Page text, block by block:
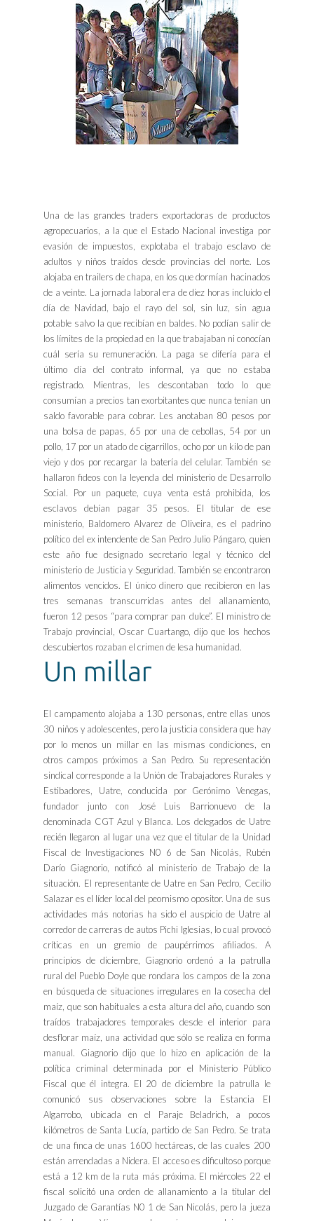
Una de las grandes traders exportadoras de productos
agropecuarios, a la que el Estado Nacional investiga por
evasión de impuestos, explotaba el trabajo esclavo de
adultos y niños traídos desde provincias del norte. Los
alojaba en trailers de chapa, en los que dormían hacinados
de a veinte. La jornada laboral era de diez horas incluido el
día de Navidad, bajo el rayo del sol, sin luz, sin agua
potable salvo la que recibían en baldes. No podían salir de
los límites de la propiedad en la que trabajaban ni conocían
cuál sería su remuneración. La paga se difería para el
último día del contrato informal, ya que no estaba
registrado. Mientras, les descontaban todo lo que
consumían a precios tan exorbitantes que nunca tenían un
saldo favorable para cobrar. Les anotaban 80 pesos por
una bolsa de papas, 65 por una de cebollas, 54 por un
pollo, 17 por un atado de cigarrillos, ocho por un kilo de pan
viejo y dos por recargar la batería del celular. También se
hallaron fideos con la leyenda del ministerio de Desarrollo
Social. Por un paquete, cuya venta está prohibida, los
esclavos debían pagar 35 pesos. El titular de ese
ministerio, Baldomero Alvarez de Oliveira, es el padrino
político del ex intendente de San Pedro Julio Pángaro, quien
este año fue designado secretario legal y técnico del
ministerio de Justicia y Seguridad. También se encontraron
alimentos vencidos. El único dinero que recibieron en las
tres semanas transcurridas antes del allanamiento,
fueron 12 pesos “para comprar pan dulce”. El ministro de
Trabajo provincial, Oscar Cuartango, dijo que los hechos
descubiertos rozaban el crimen de lesa humanidad.
Un millar
El campamento alojaba a 130 personas, entre ellas unos
30 niños y adolescentes, pero la justicia considera que hay
por lo menos un millar en las mismas condiciones, en
otros campos próximos a San Pedro. Su representación
sindical corresponde a la Unión de Trabajadores Rurales y
Estibadores, Uatre, conducida por Gerónimo Venegas,
fundador junto con José Luis Barrionuevo de la
denominada CGT Azul y Blanca. Los delegados de Uatre
recién llegaron al lugar una vez que el titular de la Unidad
Fiscal de Investigaciones N0 6 de San Nicolás, Rubén
Darío Giagnorio, notificó al ministerio de Trabajo de la
situación. El representante de Uatre en San Pedro, Cecilio
Salazar es el líder local del peornismo opositor. Una de sus
actividades más notorias ha sido el auspicio de Uatre al
corredor de carreras de autos Pichi Iglesias, lo cual provocó
críticas en un gremio de paupérrimos afiliados. A
principios de diciembre, Giagnorio ordenó a la patrulla
rural del Pueblo Doyle que rondara los campos de la zona
en búsqueda de situaciones irregulares en la cosecha del
maíz, que son habituales a esta altura del año, cuando son
traídos trabajadores temporales desde el interior para
desflorar maíz, una actividad que sólo se realiza en forma
manual. Giagnorio dijo que lo hizo en aplicación de la
política criminal determinada por el Ministerio Público
Fiscal que él integra. El 20 de diciembre la patrulla le
comunicó sus observaciones sobre la Estancia El
Algarrobo, ubicada en el Paraje Beladrich, a pocos
kilómetros de Santa Lucía, partido de San Pedro. Se trata
de una finca de unas 1600 hectáreas, de las cuales 200
están arrendadas a Nidera. El acceso es dificultoso porque
está a 12 km de la ruta más próxima. El miércoles 22 el
fiscal solicitó una orden de allanamiento a la titular del
Juzgado de Garantías N0 1 de San Nicolás, pero la jueza